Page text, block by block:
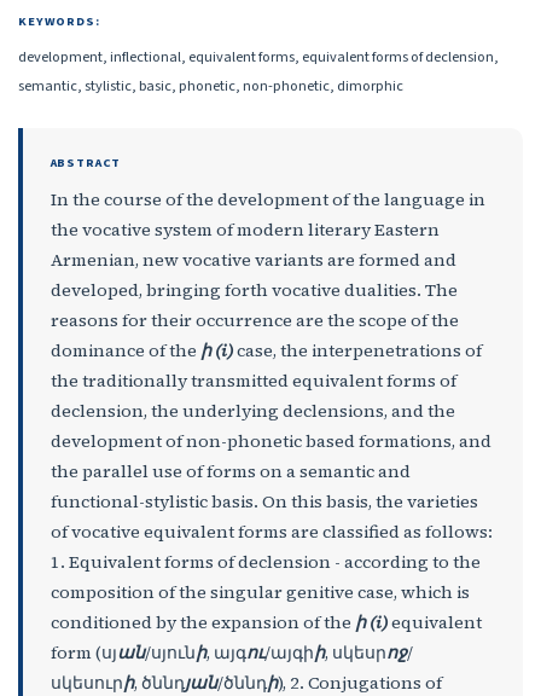
KEYWORDS:
development, inflectional, equivalent forms, equivalent forms of declension,
semantic, stylistic, basic, phonetic, non-phonetic, dimorphic
ABSTRACT
In the course of the development of the language in
the vocative system of modern literary Eastern
Armenian, new vocative variants are formed and
developed, bringing forth vocative dualities. The
reasons for their occurrence are the scope of the
dominance of the ի(i)case, the interpenetrations of
the traditionally transmitted equivalent forms of
declension, the underlying declensions, and the
development of non-phonetic based formations, and
the parallel use of forms on a semantic and
functional-stylistic basis. On this basis, the varieties
of vocative equivalent forms are classified as follows:
1. Equivalent forms of declension - according to the
composition of the singular genitive case, which is
conditioned by the expansion of the ի (i)equivalent
form (սյան/սյունի, այգու/այգիի, սկեսրոջ/
սկեսուրի, ծննդյան/ծննդի), 2. Conjugations of